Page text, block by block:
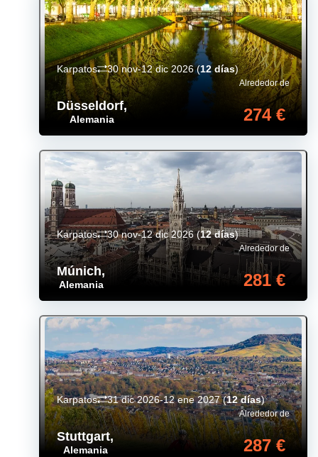
Düsseldorf,
Alemania
Alrededor de
274 €
Karpatos 30 nov-12 dic 2026(12 días)
Múnich,
Alemania
Alrededor de
281 €
Karpatos 30 nov-12 dic 2026(12 días)
Stuttgart,
Alemania
Alrededor de
287 €
Karpatos 31 dic 2026-12 ene 2027(12 días)